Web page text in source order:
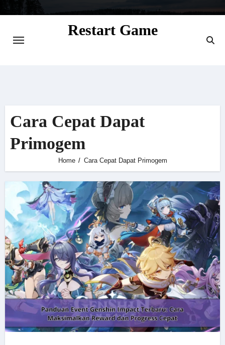
Restart Game
Cara Cepat Dapat
Primogem
Home Cara Cepat Dapat Primogem